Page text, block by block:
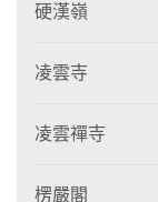
硬漢嶺
凌雲寺
凌雲禪寺
楞嚴閣